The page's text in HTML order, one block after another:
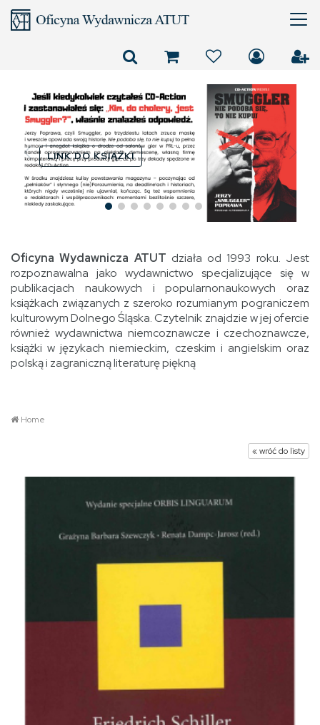
Złotonośne Góry
Sobotnie panami nas
uczyniły
LINK DO KSIĄŻKI
Oficyna Wydawnicza ATUT działa od 1993 roku. Jest
rozpoznawalna jako wydawnictwo specjalizujące się w
publikacjach naukowych i popularnonaukowych oraz
książkach związanych z szeroko rozumianym pograniczem
kulturowym Dolnego Śląska. Czytelnik znajdzie w jej ofercie
również wydawnictwa niemcoznawcze i czechoznawcze,
książki w językach niemieckim, czeskim i angielskim oraz
polską i zagraniczną literaturę piękną
Home
« wróć do listy